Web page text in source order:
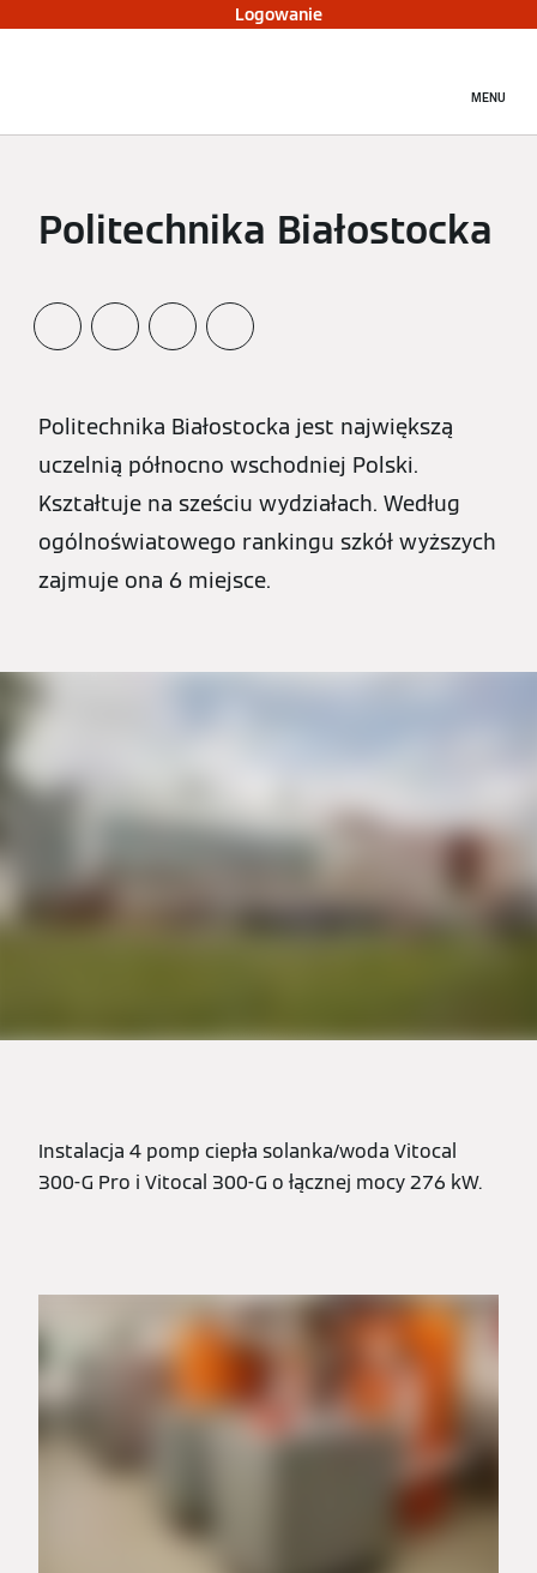
Logowanie
MENU
Politechnika Białostocka
Politechnika Białostocka jest największą
uczelnią północno wschodniej Polski.
Kształtuje na sześciu wydziałach. Według
ogólnoświatowego rankingu szkół wyższych
zajmuje ona 6 miejsce.
Instalacja 4 pomp ciepła solanka/woda Vitocal
300-G Pro i Vitocal 300-G o łącznej mocy 276 kW.